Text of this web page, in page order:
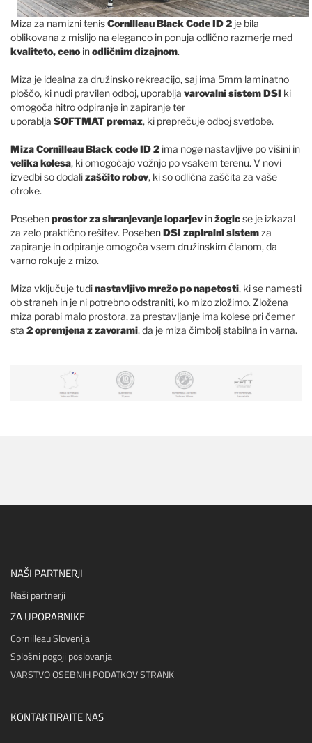
Miza za namizni tenisCornilleau Black Code ID 2 je bila
oblikovana z mislijo na eleganco in ponuja odlično razmerje med
kvaliteto,ceno inodličnim dizajnom.
Miza je idealna za družinsko rekreacijo, saj ima 5mm laminatno
ploščo, ki nudi pravilen odboj, uporablja varovalni sistem DSI ki
omogoča hitro odpiranje in zapiranje ter
uporablja SOFTMATpremaz, ki preprečuje odboj svetlobe.
Miza Cornilleau Black code ID 2 ima noge nastavljive po višini in
velika kolesa, ki omogočajo vožnjo po vsakem terenu. V novi
izvedbi so dodalizaščito robov, ki so odlična zaščita za vaše
otroke.
Posebenprostor za shranjevanje loparjev inžogicse je izkazal
za zelo praktično rešitev. PosebenDSI zapiralni sistem za
zapiranje in odpiranje omogoča vsem družinskim članom, da
varno rokuje z mizo.
Miza vključuje tudinastavljivo mrežo po napetosti, ki se namesti
ob straneh in je ni potrebno odstraniti, ko mizo zložimo. Zložena
miza porabi malo prostora, za prestavljanje ima kolese pri čemer
sta 2 opremjena z zavorami, da je miza čimbolj stabilna in varna.
NAŠI PARTNERJI
Naši partnerji
ZA UPORABNIKE
Cornilleau Slovenija
Splošni pogoji poslovanja
VARSTVO OSEBNIH PODATKOV STRANK
KONTAKTIRAJTE NAS